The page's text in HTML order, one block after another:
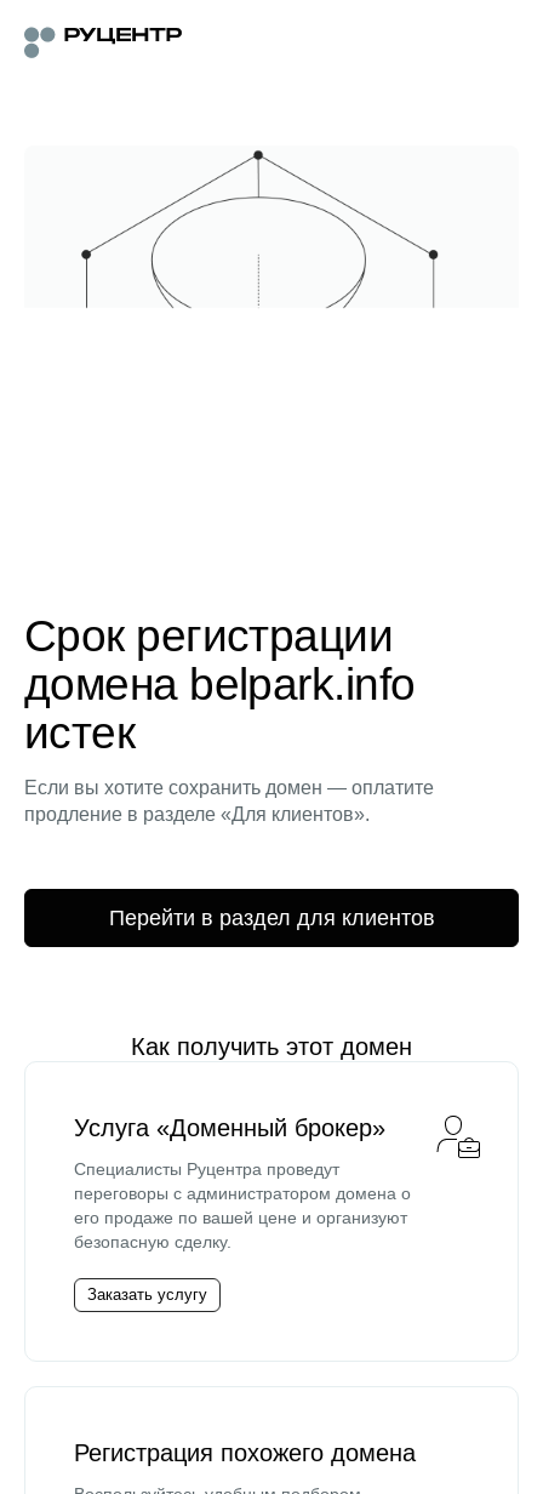
Срок регистрации
домена belpark.info
истек
Если вы хотите сохранить домен — оплатите
продление в разделе «Для клиентов».
Перейти в раздел для клиентов
Как получить этот домен
Услуга «Доменный брокер»
Специалисты Руцентра проведут
переговоры с администратором домена о
его продаже по вашей цене и организуют
безопасную сделку.
Заказать услугу
Регистрация похожего домена